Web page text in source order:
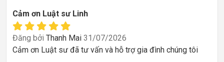
Cảm ơn Luật sư Linh
Đăng bởi Thanh Mai 31/07/2026
Cảm ơn Luật sư đã tư vấn và hỗ trợ gia đình chúng tôi